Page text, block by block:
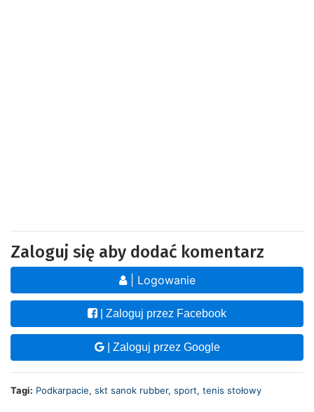
Zaloguj się aby dodać komentarz
| Logowanie
| Zaloguj przez Facebook
| Zaloguj przez Google
Tagi: Podkarpacie, skt sanok rubber, sport, tenis stołowy